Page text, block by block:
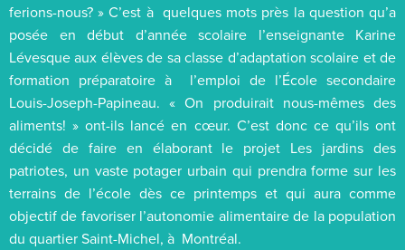
ferions-nous? » C’est à quelques mots près la question qu’a
posée en début d’année scolaire l’enseignante Karine
Lévesque aux élèves de sa classe d’adaptation scolaire et de
formation préparatoire à l’emploi de l’École secondaire
Louis-Joseph-Papineau. « On produirait nous-mêmes des
aliments! » ont-ils lancé en cœur. C’est donc ce qu’ils ont
décidé de faire en élaborant le projet Les jardins des
patriotes, un vaste potager urbain qui prendra forme sur les
terrains de l’école dès ce printemps et qui aura comme
objectif de favoriser l’autonomie alimentaire de la population
du quartier Saint-Michel, à Montréal.